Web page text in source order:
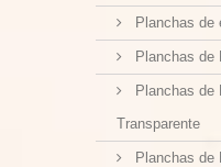
Planchas de
Planchas de
Planchas de
Transparente
Planchas de